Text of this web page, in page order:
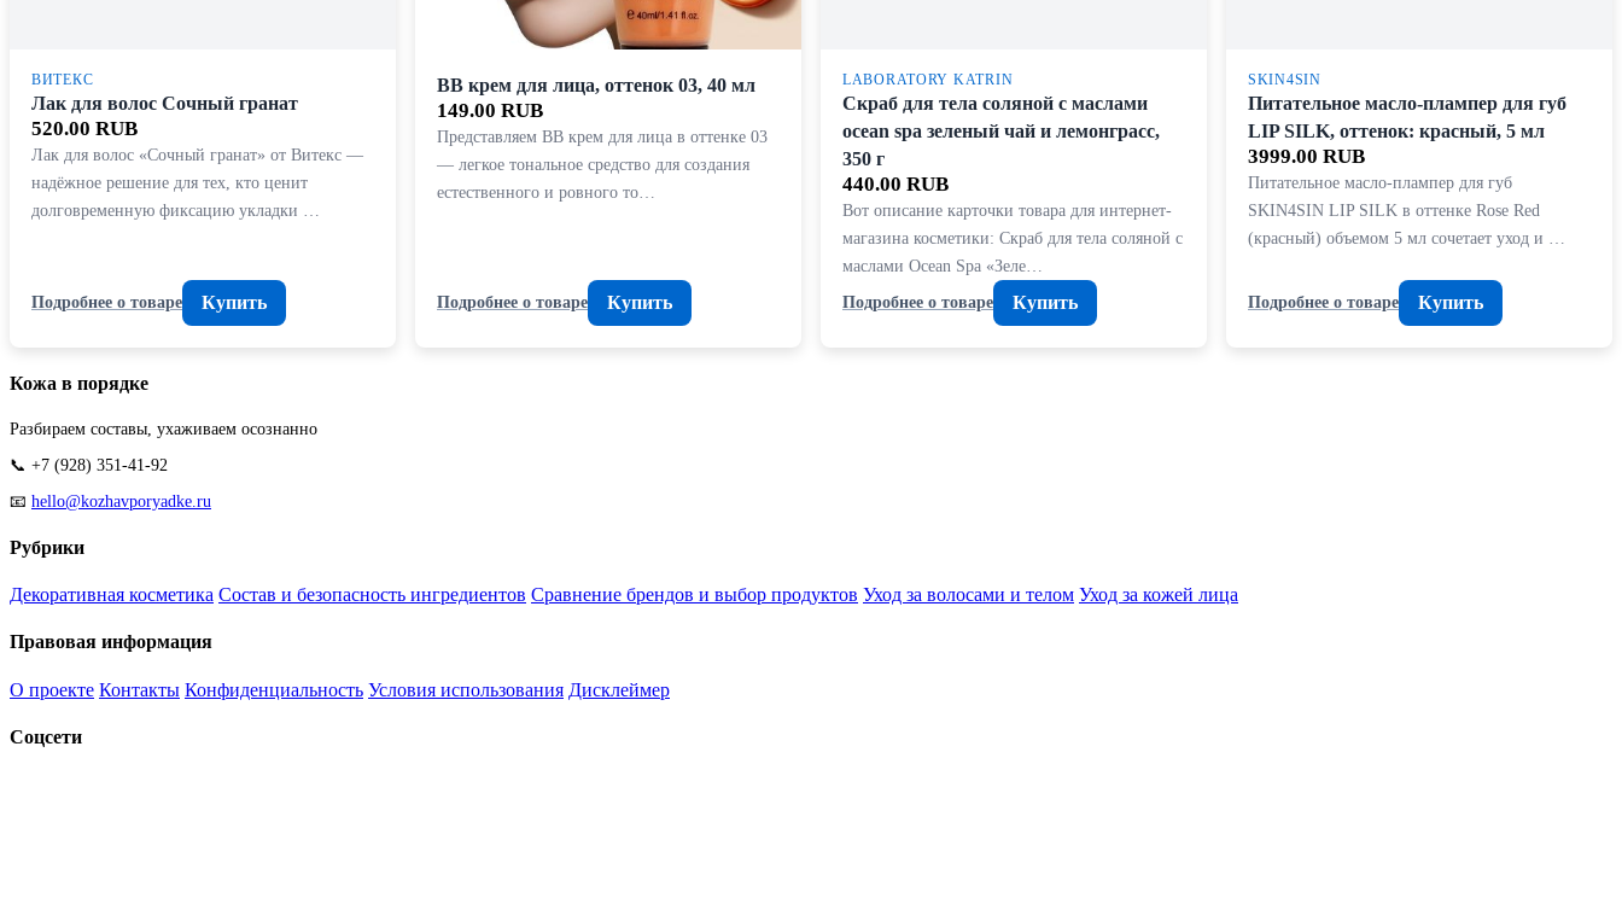
ВИТЕКС
Лак для волос Сочный гранат
520.00 RUB
Лак для волос «Сочный гранат» от Витекс —
надёжное решение для тех, кто ценит
долговременную фиксацию укладки …
Подробнее о товаре Купить
BB крем для лица, оттенок 03, 40 мл
149.00 RUB
Представляем BB крем для лица в оттенке 03
— легкое тональное средство для создания
естественного и ровного то…
Подробнее о товаре Купить
LABORATORY KATRIN
Скраб для тела соляной с маслами
ocean spa зеленый чай и лемонграсс,
350 г
440.00 RUB
Вот описание карточки товара для интернет-
магазина косметики: Скраб для тела соляной с
маслами Ocean Spa «Зеле…
Подробнее о товаре
Купить
SKIN4SIN
Питательное масло-плампер для губ
LIP SILK, оттенок: красный, 5 мл
3999.00 RUB
Питательное масло-плампер для губ
SKIN4SIN LIP SILK в оттенке Rose Red
(красный) объемом 5 мл сочетает уход и …
Подробнее о товаре Купить
Кожа в порядке
Разбираем составы, ухаживаем осознанно
📞 +7 (928) 351-41-92
📧 hello@kozhavporyadke.ru
Рубрики
Декоративная косметика Состав и безопасность ингредиентов Сравнение брендов и выбор продуктов Уход за волосами и телом Уход за кожей лица
Правовая информация
О проекте Контакты Конфиденциальность Условия использования Дисклеймер
Соцсети